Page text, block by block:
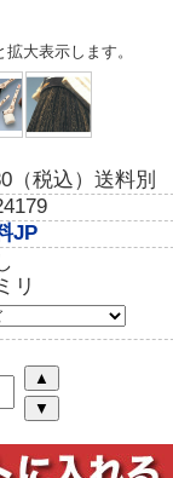
大表示します。
（税込）送料別
JP
リ